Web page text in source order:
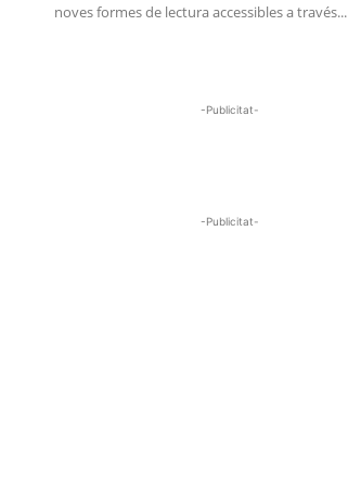
noves formes de lectura accessibles a través...
-Publicitat-
-Publicitat-